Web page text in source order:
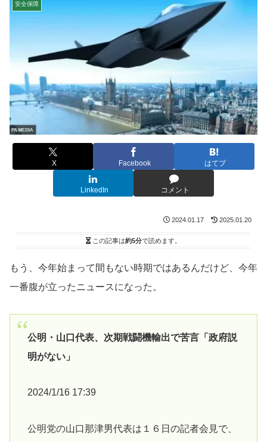
安全保障
X Facebook はてブ
LinkedIn コメント
2024.01.17 2025.01.20
この記事は約5分で読めます。
もう、今年始まって間もない時期ではあるんだけど、今年
一番腹が立ったニュースになった。
公明・山口代表、次期戦闘機輸出で苦言「政府説
明がない」
2024/1/16 17:39
公明党の山口那津男代表は１６日の記者会見で、